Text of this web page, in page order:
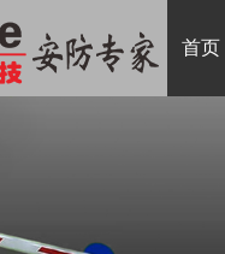
首页